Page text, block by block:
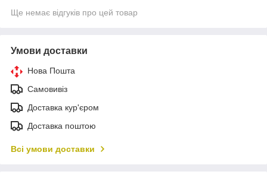
Ще немає відгуків про цей товар
Умови доставки
Нова Пошта
Самовивіз
Доставка кур'єром
Доставка поштою
Всі умови доставки